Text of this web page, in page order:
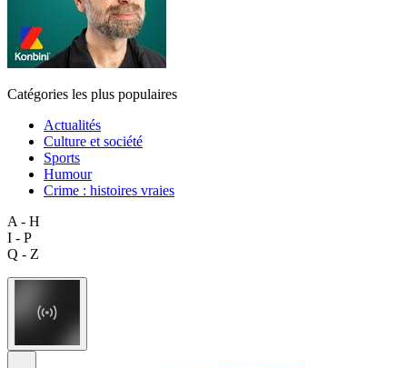
Catégories les plus populaires
Actualités
Culture et société
Sports
Humour
Crime : histoires vraies
A - H
I - P
Q - Z